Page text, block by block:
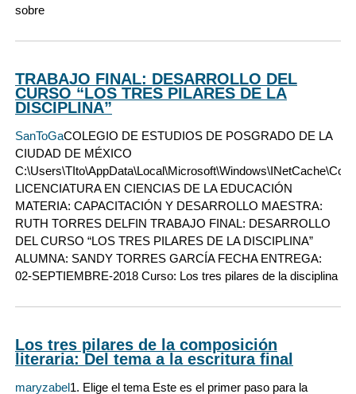
sobre
TRABAJO FINAL: DESARROLLO DEL
CURSO “LOS TRES PILARES DE LA
DISCIPLINA”
SanToGaCOLEGIO DE ESTUDIOS DE POSGRADO DE LA
CIUDAD DE MÉXICO
LICENCIATURA EN CIENCIAS DE LA EDUCACIÓN
MATERIA: CAPACITACIÓN Y DESARROLLO MAESTRA:
RUTH TORRES DELFIN TRABAJO FINAL: DESARROLLO
DEL CURSO “LOS TRES PILARES DE LA DISCIPLINA”
ALUMNA: SANDY TORRES GARCÍA FECHA ENTREGA:
02-SEPTIEMBRE-2018 Curso: Los tres pilares de la disciplina
Los tres pilares de la composición
literaria: Del tema a la escritura final
maryzabel1. Elige el tema Este es el primer paso para la